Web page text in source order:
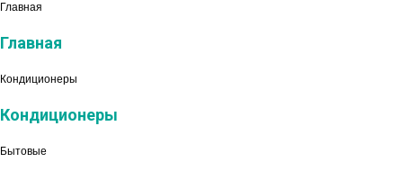
Главная
Главная
Кондиционеры
Кондиционеры
Бытовые